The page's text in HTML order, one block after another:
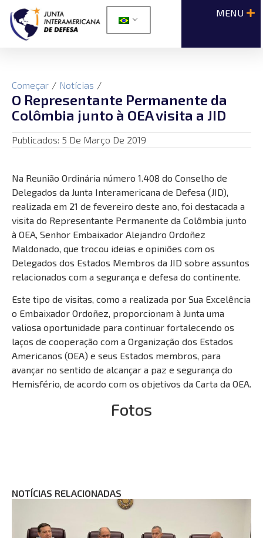
Começar / Notícias /
O Representante Permanente da
Colômbia junto à OEA visita a JID
Publicados: 5 De Março De 2019
Na Reunião Ordinária número 1.408 do Conselho de
Delegados da Junta Interamericana de Defesa (JID),
realizada em 21 de fevereiro deste ano, foi destacada a
visita do Representante Permanente da Colômbia junto
à OEA, Senhor Embaixador Alejandro Ordoñez
Maldonado, que trocou ideias e opiniões com os
Delegados dos Estados Membros da JID sobre assuntos
relacionados com a segurança e defesa do continente.
Este tipo de visitas, como a realizada por Sua Excelência
o Embaixador Ordoñez, proporcionam à Junta uma
valiosa oportunidade para continuar fortalecendo os
laços de cooperação com a Organização dos Estados
Americanos (OEA) e seus Estados membros, para
avançar no sentido de alcançar a paz e segurança do
Hemisfério, de acordo com os objetivos da Carta da OEA.
Fotos
NOTÍCIAS RELACIONADAS